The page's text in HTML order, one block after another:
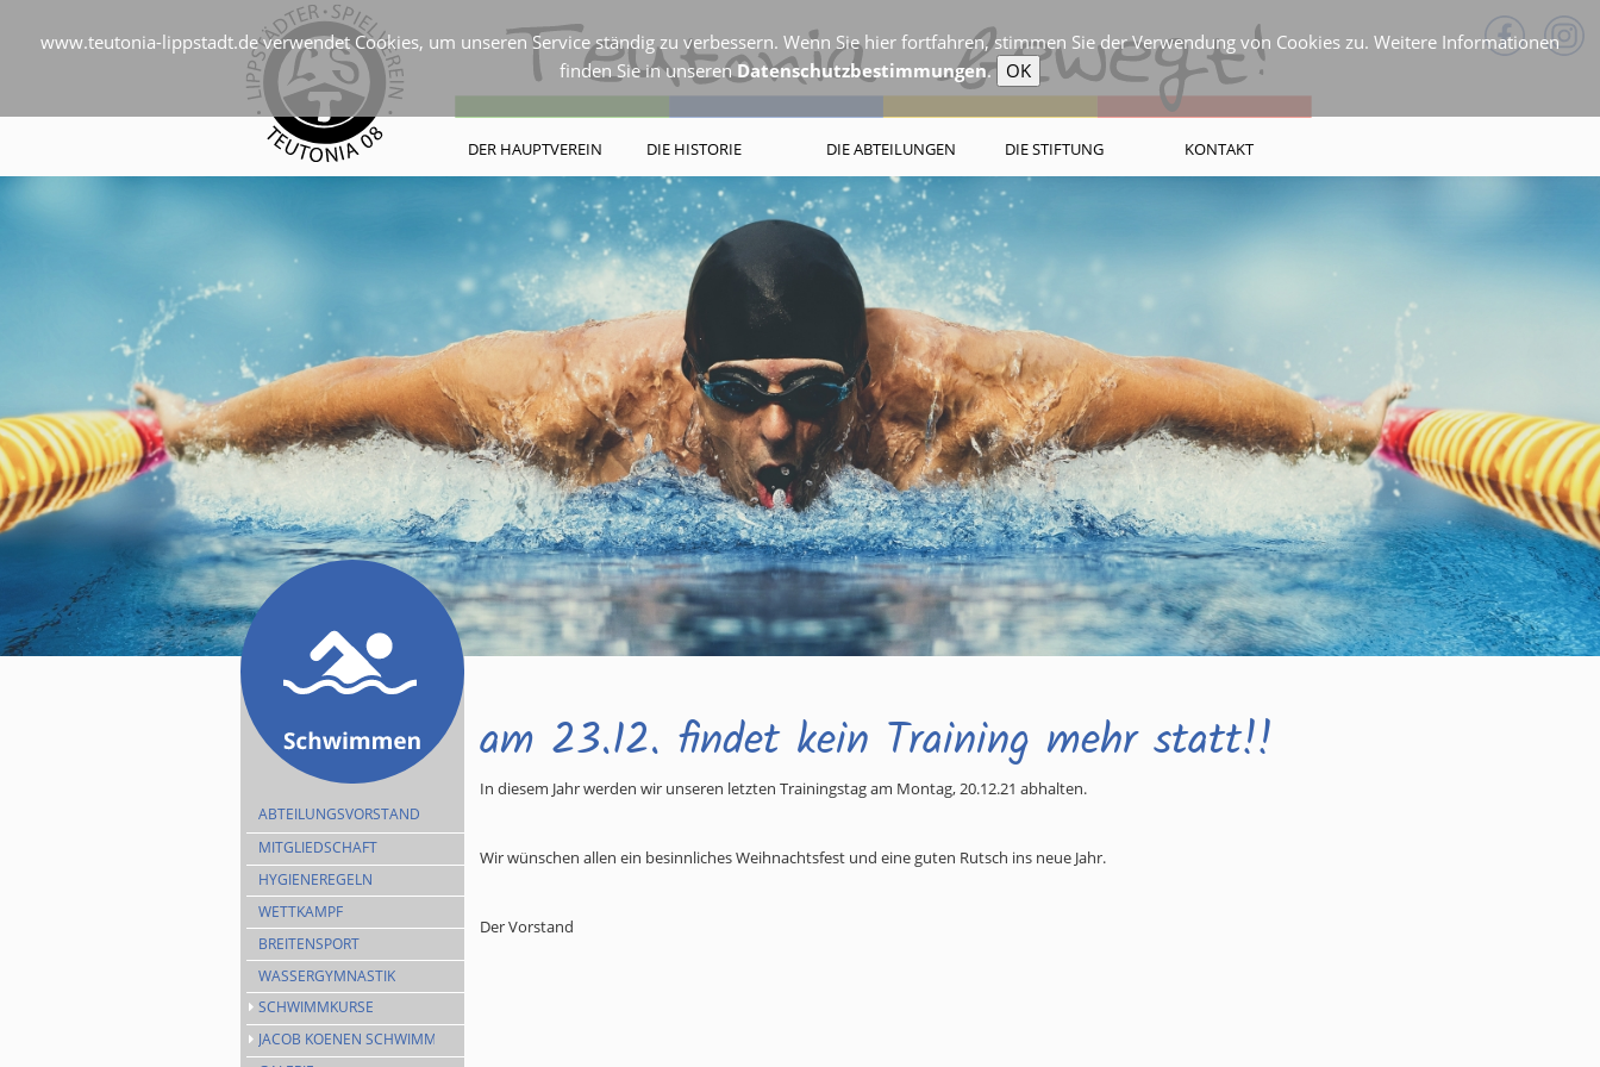
DER HAUPTVEREIN DIE HISTORIE DIE ABTEILUNGEN DIE STIFTUNG KONTAKT
ABTEILUNGSVORSTAND
MITGLIEDSCHAFT
HYGIENEREGELN
WETTKAMPF
BREITENSPORT
WASSERGYMNASTIK
SCHWIMMKURSE
JACOB KOENEN SCHWIMMEN
am 23.12. findet kein Training mehr statt!!
In diesem Jahr werden wir unseren letzten Trainingstag am Montag, 20.12.21 abhalten.
Wir wünschen allen ein besinnliches Weihnachtsfest und eine guten Rutsch ins neue Jahr.
Der Vorstand
www.teutonia-lippstadt.de verwendet Cookies, um unseren Service ständig zu verbessern. Wenn Sie hier fortfahren, stimmen Sie der Verwendung von Cookies zu. Weitere Informationen
finden Sie in unserenDatenschutzbestimmungen. OK